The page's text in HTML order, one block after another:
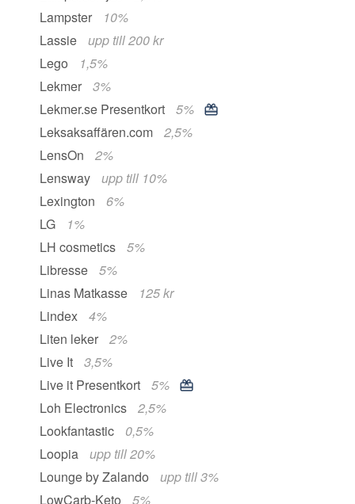
Lampster
10%
Lassie
upp till 200 kr
Lego
1,5%
Lekmer
3%
Lekmer.se Presentkort
5%
Leksaksaffären.com
2,5%
LensOn
2%
Lensway
upp till 10%
Lexington
6%
LG
1%
LH cosmetics
5%
Libresse
5%
Linas Matkasse
125 kr
Lindex
4%
Liten leker
2%
Live It
3,5%
Live it Presentkort
5%
Loh Electronics
2,5%
Lookfantastic
0,5%
Loopia
upp till 20%
Lounge by Zalando
upp till 3%
LowCarb-Keto
5%